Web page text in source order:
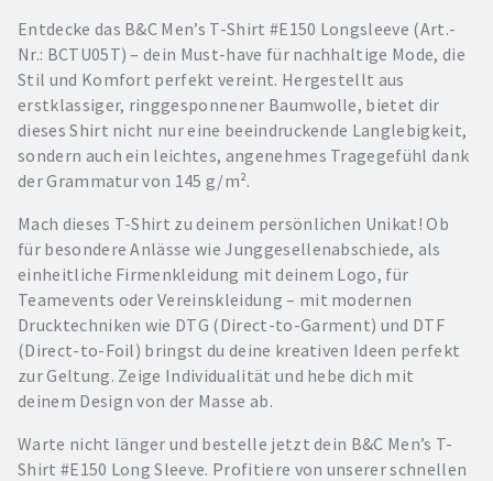
Entdecke das B&C Men’s T-Shirt #E150 Longsleeve (Art.-
Nr.: BCTU05T) – dein Must-have für nachhaltige Mode, die
Stil und Komfort perfekt vereint. Hergestellt aus
erstklassiger, ringgesponnener Baumwolle, bietet dir
dieses Shirt nicht nur eine beeindruckende Langlebigkeit,
sondern auch ein leichtes, angenehmes Tragegefühl dank
der Grammatur von 145 g/m².
Mach dieses T-Shirt zu deinem persönlichen Unikat! Ob
für besondere Anlässe wie Junggesellenabschiede, als
einheitliche Firmenkleidung mit deinem Logo, für
Teamevents oder Vereinskleidung – mit modernen
Drucktechniken wie DTG (Direct-to-Garment) und DTF
(Direct-to-Foil) bringst du deine kreativen Ideen perfekt
zur Geltung. Zeige Individualität und hebe dich mit
deinem Design von der Masse ab.
Warte nicht länger und bestelle jetzt dein B&C Men’s T-
Shirt #E150 Long Sleeve. Profitiere von unserer schnellen